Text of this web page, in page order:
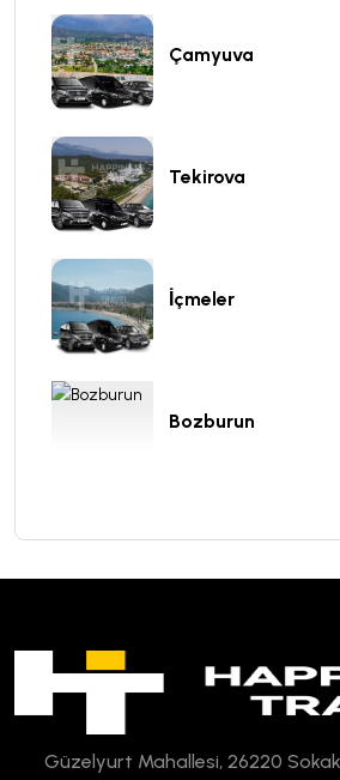
Çamyuva
Tekirova
İçmeler
Bozburun
Güzelyurt Mahallesi, 26220 Sokak